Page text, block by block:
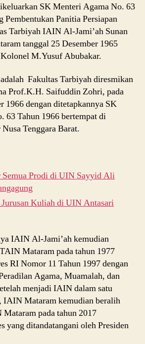
SK Menteri Agama No. 63
Pembentukan Panitia Persiapan
Tarbiyah IAIN Al-Jami’ah Sunan
tanggal 25 Desember 1965
M.Yusuf Abubakar.
Fakultas Tarbiyah diresmikan
Prof.K.H. Saifuddin Zohri, pada
1966 dengan ditetapkannya SK
63 Tahun 1966 bertempat di
Tenggara Barat.
Prodi di UIN Sayyid Ali
Kuliah di UIN Antasari
IAIN Al-Jami’ah kemudian
Mataram pada tahun 1977
RI Nomor 11 Tahun 1997 dengan
Agama, Muamalah, dan
menjadi IAIN dalam satu
IAIN Mataram kemudian beralih
pada tahun 2017
yang ditandatangani oleh Presiden